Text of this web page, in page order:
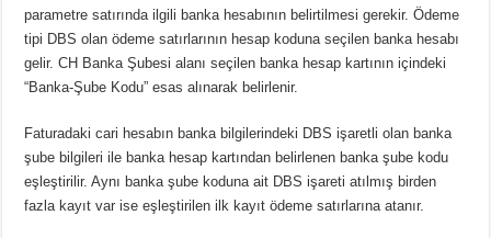
parametre satırında ilgili banka hesabının belirtilmesi gerekir. Ödeme
tipi DBS olan ödeme satırlarının hesap koduna seçilen banka hesabı
gelir. CH Banka Şubesi alanı seçilen banka hesap kartının içindeki
“Banka-Şube Kodu” esas alınarak belirlenir.
Faturadaki cari hesabın banka bilgilerindeki DBS işaretli olan banka
şube bilgileri ile banka hesap kartından belirlenen banka şube kodu
eşleştirilir. Aynı banka şube koduna ait DBS işareti atılmış birden
fazla kayıt var ise eşleştirilen ilk kayıt ödeme satırlarına atanır.